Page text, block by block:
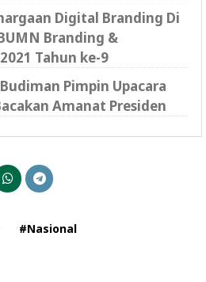
Digital Branding Di
Branding &
Tahun ke-9
Pimpin Upacara
Amanat Presiden
#Nasional